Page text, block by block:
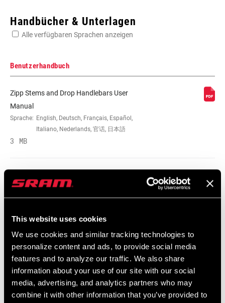
This website uses cookies
We use cookies and similar tracking technologies to
personalize content and ads, to provide social media
features and to analyze our traffic. We also share
information about your use of our site with our social
media, advertising, and analytics partners who may
combine it with other information that you’ve provided to
WEIGHT (G)
Handbücher & Unterlagen
Alle verfügbaren Sprachen anzeigen
Benutzerhandbuch
Zipp Stems and Drop Handlebars User
Manual
Sprache: English, Deutsch, Français, Español,
Italiano, Nederlands, 官话, 日本語
3 MB
Zipp Stems and Drop Handlebars User
polski, Română
2 MB
SRAM Gewährleistung
SRAM und Zipp Gewährleistung